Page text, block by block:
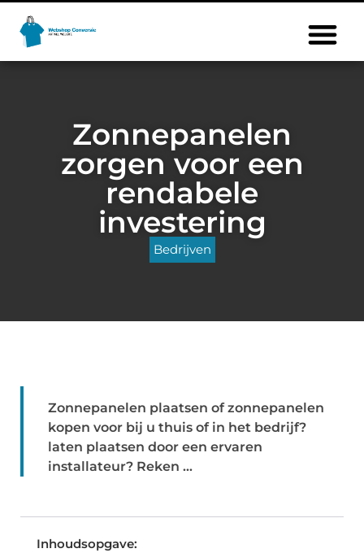
Zonnepanelen
zorgen voor een
rendabele
investering
Bedrijven
Zonnepanelen plaatsen of zonnepanelen
kopen voor bij u thuis of in het bedrijf?
laten plaatsen door een ervaren
installateur? Reken ...
Inhoudsopgave: